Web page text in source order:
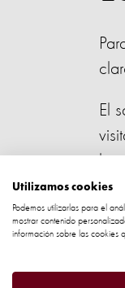
El
Utilizamos cookies
Podemos utilizarlas para el
mostrar contenido
información sobre las cookies